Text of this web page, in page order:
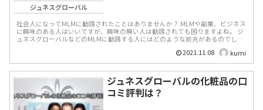
ジュネスグローバル
社会人になってMLMに勧誘されたことはありませんか？ MLMや副業、ビジネス
に興味のある人はいいですが、興味の無い人は勧誘されても困りますよね。 ジ
ュネスグローバルなどのMLMに勧誘する人にはどのような前兆があるのでしょ
2021.11.08 kumi
ジュネスグローバルの化粧品の口
コミ評判は？